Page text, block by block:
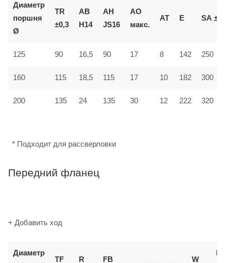
Диаметр
поршня
Ø
TR
±0,3
AB
H14
AH
JS16
AO
макс.
AT E SA ±2
125 90 16,5 90 17 8 142 250
160 115 18,5 115 17 10 182 300
200 135 24 135 30 12 222 320
* Подходит для рассверловки
Передний фланец
+ Добавить ход
Диаметр
TF
R
FB
W